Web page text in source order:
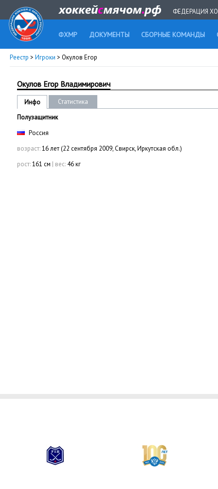
ФЕДЕРАЦИЯ
ФХМР ДОКУМЕНТЫ СБОРНЫЕ КОМАНДЫ
Реестр > Игроки > Окулов Егор
Окулов Егор Владимирович
Инфо
Статистика
Полузащитник
Россия
возраст:16 лет (22 сентября 2009, Свирск, Иркутская обл.)
рост:161 см | вес: 46 кг